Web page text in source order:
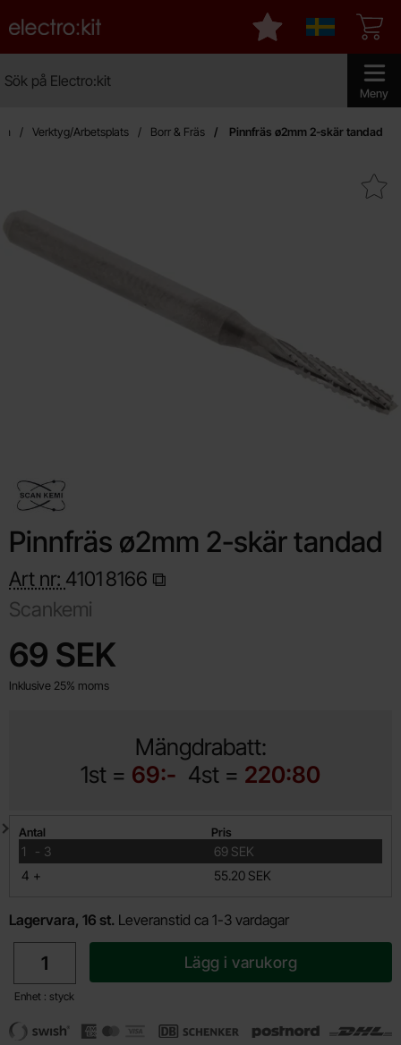
Meny
Startsidan för Electro:kit
Sverige
Mina favoriter
Verktyg/Arbetsplats Borr & Fräs Pinnfräs ø2mm 2-skär tandad
Makera pinnfräs ø2mm 2-
Pinnfräs ø2mm 2-skär tandad
Art nr: 41018166
Scankemi
pris
69 SEK
Inklusive 25% moms
Mängdrabatt:
1st = 69:- 4st = 220:80
Mängdrabatt
Antal Pris
1 -
till 3
69 SEK
4 +
till 55.20 SEK
Lagervara, 16 st. Leveranstid ca 1-3 vardagar
Enhet : styck
Lägg i varukorg